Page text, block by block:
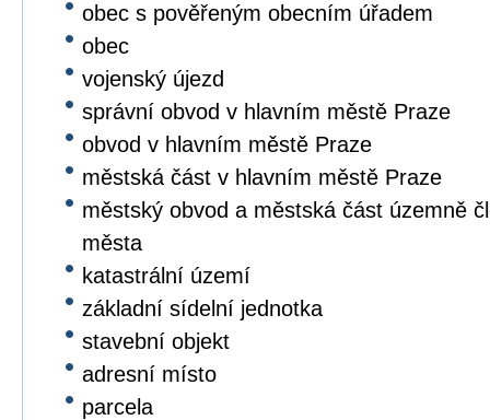
obec s pověřeným obecním úřadem
obec
vojenský újezd
správní obvod v hlavním městě Praze
obvod v hlavním městě Praze
městská část v hlavním městě Praze
městský obvod a městská část územně
města
katastrální území
základní sídelní jednotka
stavební objekt
adresní místo
parcela